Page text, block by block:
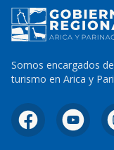
Somos encargados
turismo en Arica y
FacebookYouTube